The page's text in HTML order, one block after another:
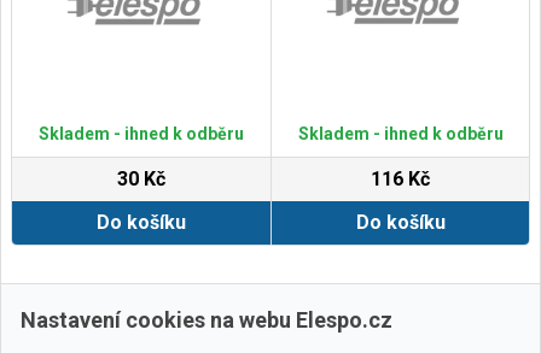
Skladem - ihned k odběru
30 Kč
Do košíku
Skladem - ihned k odběru
116 Kč
Do košíku
Zobrazit další
Nastavení cookies na webu Elespo.cz